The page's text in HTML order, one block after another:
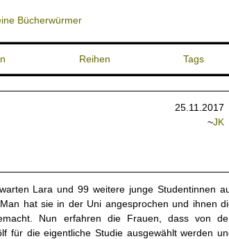
Reihen Tags
25.11.2017
~JK
Lara und 99 weitere junge Studentinnen
hat sie in der Uni angesprochen und ihnen
Nun erfahren die Frauen, dass von
für die eigentliche Studie ausgewählt werden